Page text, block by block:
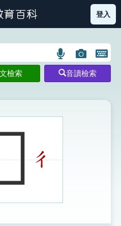
圖示 部首索引表圖示
登入
語
言
搜
示
圖
片
搜
開
鍵
圖
檢索 音讀檢索
ㄔ